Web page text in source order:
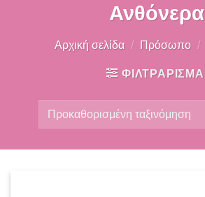
Ανθόνερα
Αρχική σελίδα / Πρόσωπο /
ΦΙΛΤΡΑΡΙΣΜΑ